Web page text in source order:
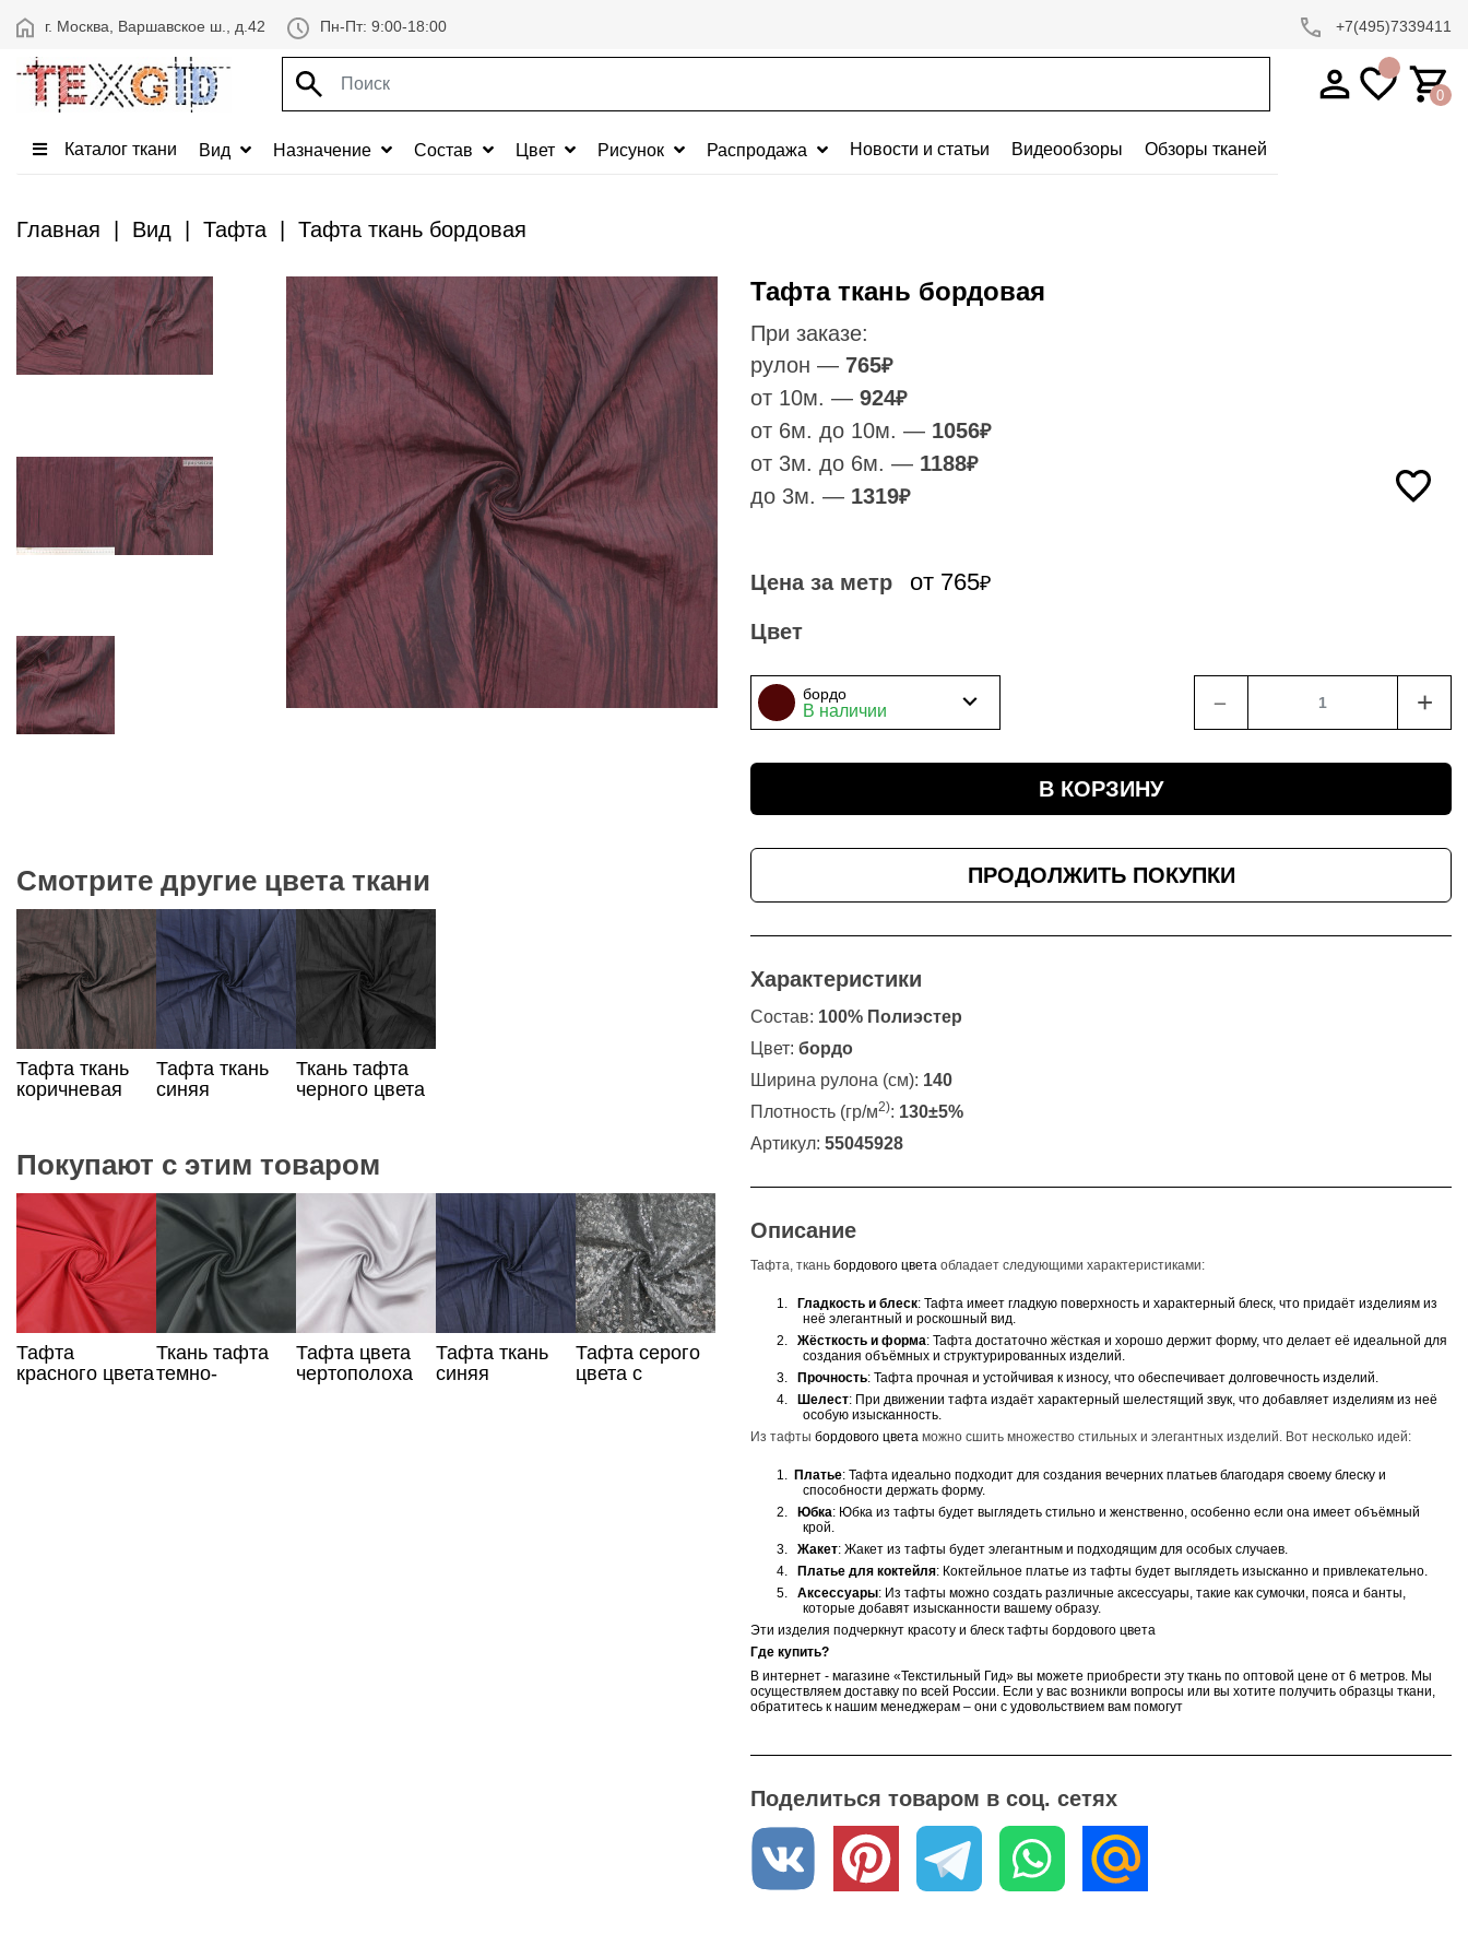
г. Москва, Варшавское ш., д.42 Пн-Пт: 9:00-18:00 +7(495)7339411
0
Каталог ткани Вид Назначение Состав Цвет Рисунок Распродажа Новости и статьи Видеообзоры Обзоры тканей
Главная Вид Тафта Тафта ткань бордовая
Тафта ткань бордовая
При заказе:
рулон — 765₽
от 10м. — 924₽
от 6м. до 10м. — 1056₽
от 3м. до 6м. — 1188₽
до 3м. — 1319₽
Цена за метр от 765₽
Цвет
бордо
В наличии ﹣ +
В КОРЗИНУ
ПРОДОЛЖИТЬ ПОКУПКИ
Характеристики
Состав: 100% Полиэстер
Цвет: бордо
Ширина рулона (см): 140
Плотность (гр/м2): 130±5%
Артикул: 55045928
Описание
Тафта, ткань бордового цвета обладает следующими характеристиками:
1. Гладкость и блеск: Тафта имеет гладкую поверхность и характерный блеск, что придаёт изделиям из
неё элегантный и роскошный вид.
2.
Жёсткость и форма: Тафта достаточно жёсткая и хорошо держит форму, что делает её идеальной для
создания объёмных и структурированных изделий.
3.
Прочность: Тафта прочная и устойчивая к износу, что обеспечивает долговечность изделий.
4.
Шелест: При движении тафта издаёт характерный шелестящий звук, что добавляет изделиям из неё
особую изысканность.
Из тафты бордового цвета можно сшить множество стильных и элегантных изделий. Вот несколько идей:
1. Платье: Тафта идеально подходит для создания вечерних платьев благодаря своему блеску и
способности держать форму.
2.
Юбка: Юбка из тафты будет выглядеть стильно и женственно, особенно если она имеет объёмный
крой.
3.
Жакет: Жакет из тафты будет элегантным и подходящим для особых случаев.
4.
Платье для коктейля: Коктейльное платье из тафты будет выглядеть изысканно и привлекательно.
5.
Аксессуары: Из тафты можно создать различные аксессуары, такие как сумочки, пояса и банты,
которые добавят изысканности вашему образу.
Эти изделия подчеркнут красоту и блеск тафты бордового цвета
Где купить?
В интернет - магазине «Текстильный Гид» вы можете приобрести эту ткань по оптовой цене от 6 метров. Мы
осуществляем доставку по всей России. Если у вас возникли вопросы или вы хотите получить образцы ткани,
обратитесь к нашим менеджерам – они с удовольствием вам помогут
Поделиться товаром в соц. сетях
Смотрите другие цвета ткани
Тафта ткань
коричневая
Тафта ткань
синяя
Ткань тафта
черного цвета
Покупают с этим товаром
Тафта
красного цвета
Ткань тафта
темно-
Тафта цвета
чертополоха
Тафта ткань
синяя
Тафта серого
цвета с